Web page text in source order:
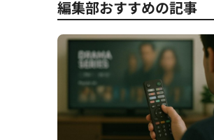
編集部おすすめの記事